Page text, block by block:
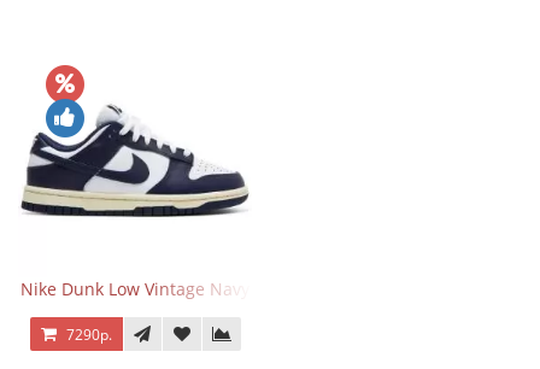
Nike Dunk Low Vintage Navy
7290р.